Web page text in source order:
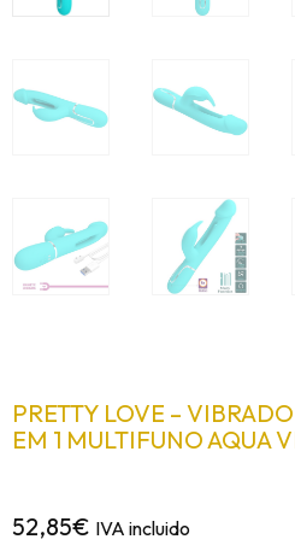
PRETTY LOVE –
EM 1 MULTIFUNO AQUA
52,85€ IVA incluido